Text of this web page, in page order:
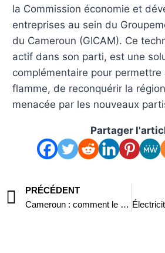
la Commission économie et
entreprises au sein du
du Cameroun (GICAM). Ce
actif dans son parti, est une
complémentaire pour
flamme, de reconquérir la
menacée par les nouveaux
Partager
PRÉCÉDENT
Cameroun : comment le ministre des mines veut vendre le pays à 94 milliards FCFA !